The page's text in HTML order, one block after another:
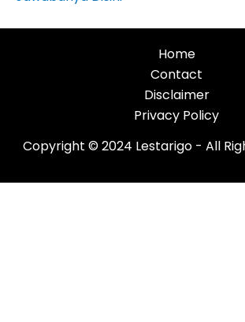
Home
Contact
Disclaimer
Privacy Policy
Copyright © 2024 Lestarigo - All